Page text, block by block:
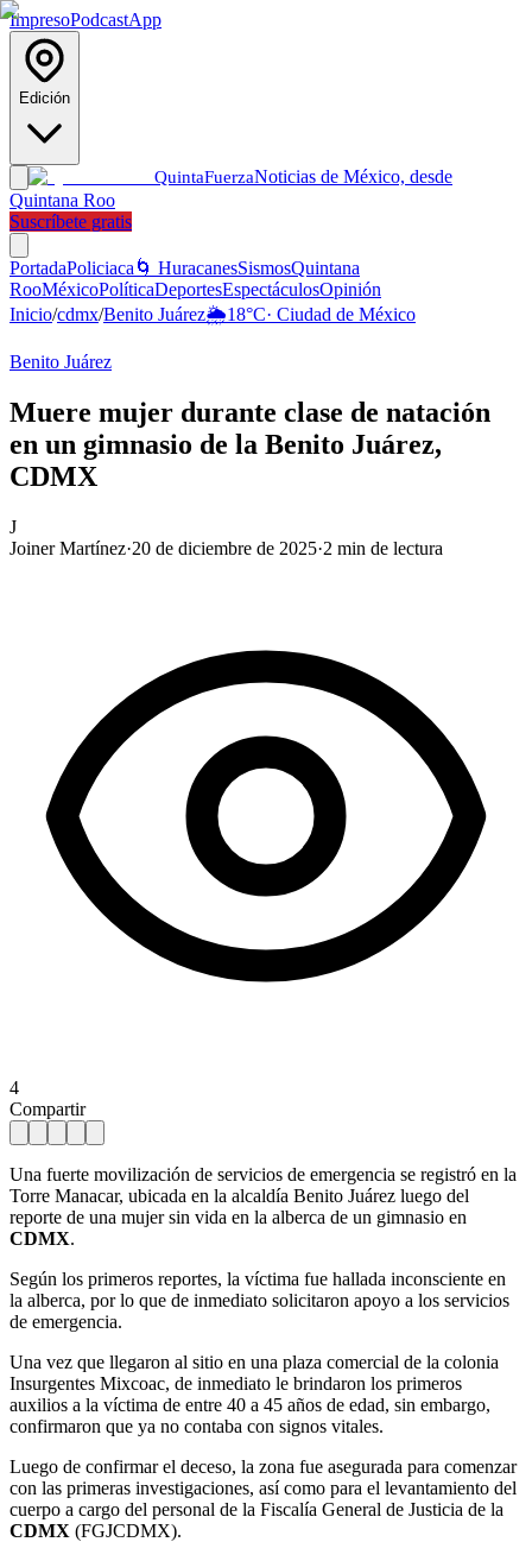
ImpresoPodcastApp
Edición
QuintaFuerzaNoticias de México, desde
Quintana Roo
Suscríbete gratis
PortadaPoliciaca 🌀 HuracanesSismosQuintana
RooMéxicoPolíticaDeportesEspectáculosOpinión
Inicio/cdmx/Benito Juárez🌦️18°C· Ciudad de México
Benito Juárez
Muere mujer durante clase de natación
en un gimnasio de la Benito Juárez,
CDMX
J
Joiner Martínez·20 de diciembre de 2025·2 min de lectura
4
Compartir
Una fuerte movilización de servicios de emergencia se registró en la
Torre Manacar, ubicada en la alcaldía Benito Juárez luego del
reporte de una mujer sin vida en la alberca de un gimnasio en
CDMX.
Según los primeros reportes, la víctima fue hallada inconsciente en
la alberca, por lo que de inmediato solicitaron apoyo a los servicios
de emergencia.
Una vez que llegaron al sitio en una plaza comercial de la colonia
Insurgentes Mixcoac, de inmediato le brindaron los primeros
auxilios a la víctima de entre 40 a 45 años de edad, sin embargo,
confirmaron que ya no contaba con signos vitales.
Luego de confirmar el deceso, la zona fue asegurada para comenzar
con las primeras investigaciones, así como para el levantamiento del
cuerpo a cargo del personal de la Fiscalía General de Justicia de la
CDMX (FGJCDMX).